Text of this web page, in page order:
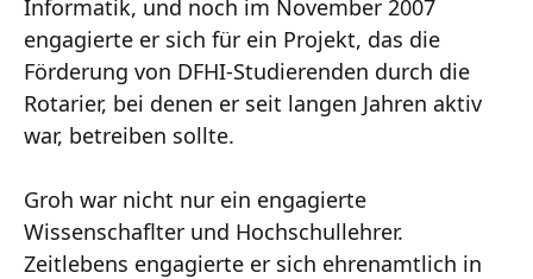
Informatik, und noch im November 2007
engagierte er sich für ein Projekt, das die
Förderung von DFHI-Studierenden durch die
Rotarier, bei denen er seit langen Jahren aktiv
war, betreiben sollte.
Groh war nicht nur ein engagierte
Wissenschaflter und Hochschullehrer.
Zeitlebens engagierte er sich ehrenamtlich in